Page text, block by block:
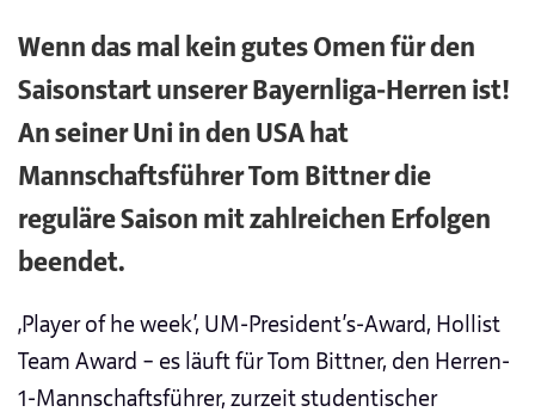
Wenn das mal kein gutes Omen für den
Saisonstart unserer Bayernliga-Herren ist!
An seiner Uni in den USA hat
Mannschaftsführer Tom Bittner die
reguläre Saison mit zahlreichen Erfolgen
beendet.
‚Player of he week‘, UM-President’s-Award, Hollist
Team Award – es läuft für Tom Bittner, den Herren-
1-Mannschaftsführer, zurzeit studentischer